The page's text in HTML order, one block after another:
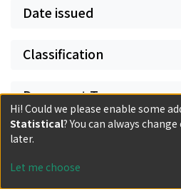
Date issued
Classification
Document Type
Has files
Hi! Could we please enable some
Statistical? You can always
later.
Let me choose